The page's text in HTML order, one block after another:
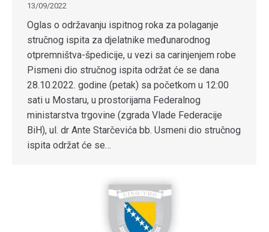
13/09/2022
Oglas o održavanju ispitnog roka za polaganje
stručnog ispita za djelatnike međunarodnog
otpremništva-špedicije, u vezi sa carinjenjem robe
Pismeni dio stručnog ispita održat će se dana
28.10.2022. godine (petak) sa početkom u 12:00
sati u Mostaru, u prostorijama Federalnog
ministarstva trgovine (zgrada Vlade Federacije
BiH), ul. dr Ante Starčevića bb. Usmeni dio stručnog
ispita održat će se…